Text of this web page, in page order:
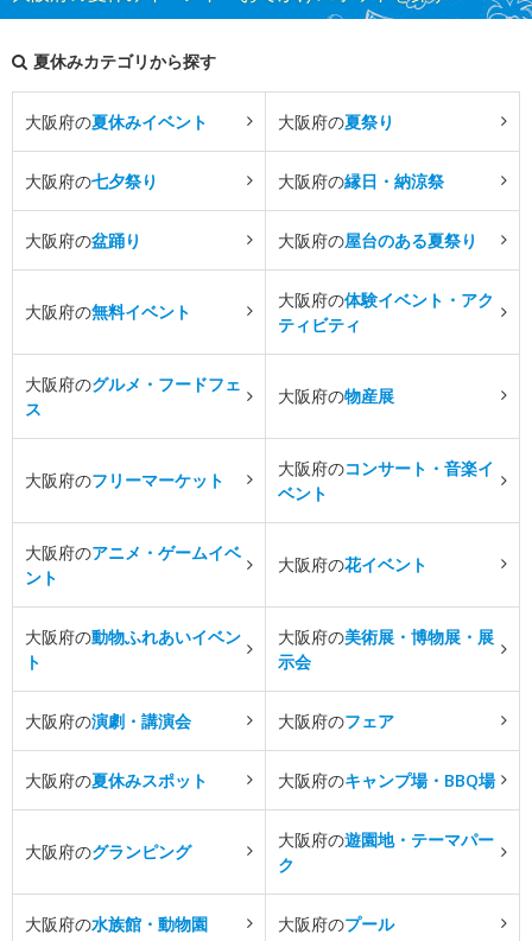
夏休みカテゴリから探す
大阪府の夏休みイベント 大阪府の夏祭り
大阪府の七夕祭り 大阪府の縁日・納涼祭
大阪府の盆踊り 大阪府の屋台のある夏祭り
大阪府の無料イベント
大阪府の体験イベント・アク
ティビティ
大阪府のグルメ・フードフェ
ス
大阪府の物産展
大阪府のフリーマーケット
大阪府のコンサート・音楽イ
ベント
大阪府のアニメ・ゲームイベ
ント
大阪府の花イベント
大阪府の動物ふれあいイベン
ト
大阪府の美術展・博物展・展
示会
大阪府の演劇・講演会 大阪府のフェア
大阪府の夏休みスポット 大阪府のキャンプ場・BBQ場
大阪府のグランピング
大阪府の遊園地・テーマパー
ク
大阪府の水族館・動物園 大阪府のプール